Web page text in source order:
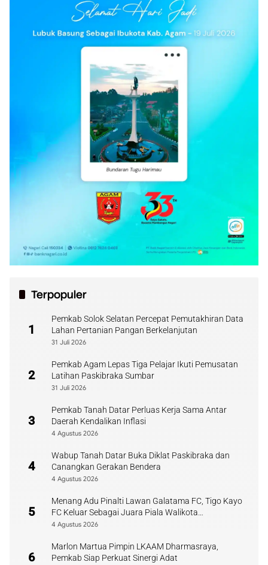
Terpopuler
1
Pemkab Solok Selatan Percepat Pemutakhiran Data
Lahan Pertanian Pangan Berkelanjutan
31 Juli 2026
2
Pemkab Agam Lepas Tiga Pelajar Ikuti Pemusatan
Latihan Paskibraka Sumbar
31 Juli 2026
3
Pemkab Tanah Datar Perluas Kerja Sama Antar
Daerah Kendalikan Inflasi
4 Agustus 2026
4
Wabup Tanah Datar Buka Diklat Paskibraka dan
Canangkan Gerakan Bendera
4 Agustus 2026
5
Menang Adu Pinalti Lawan Galatama FC, Tigo Kayo
FC Keluar Sebagai Juara Piala Walikota
Payakumbuh
4 Agustus 2026
6
Marlon Martua Pimpin LKAAM Dharmasraya,
Pemkab Siap Perkuat Sinergi Adat